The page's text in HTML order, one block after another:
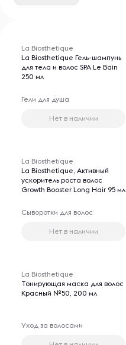
La Biosthetique
La Biosthetique Гель-шампунь
для тела и волос SPA Le Bain
250 мл
Гели для душа
Нет в наличии
La Biosthetique
La Biosthetique, Активный
ускоритель роста волос
Growth Booster Long Hair 95 мл
Сыворотки для волос
Нет в наличии
La Biosthetique
Тонирующая маска для волос
Красный №50, 200 мл
Уход за волосами